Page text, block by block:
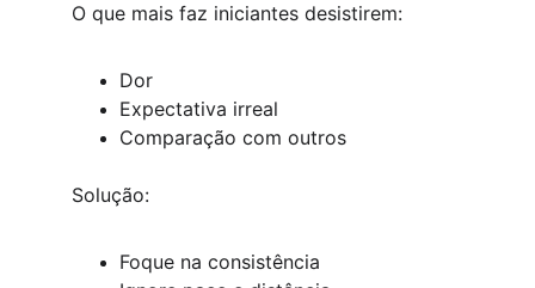
O que mais faz iniciantes desistirem:
Dor
Expectativa irreal
Comparação com outros
Solução:
Foque na consistência